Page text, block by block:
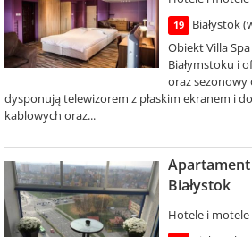
19
Białystok
Obiekt Villa
Białymstoku i
oraz
dysponują telewizorem z płaskim ekranem i
kablowych oraz...
Białystok
Hotele i motele